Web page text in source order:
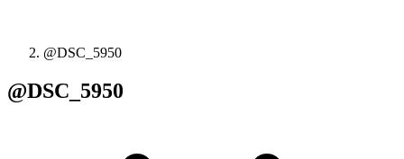
@DSC_5950
@DSC_5950